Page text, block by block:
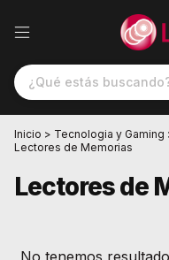
Inicio > Tecnologia y Gaming
Lectores de Memorias
Lectores de
No tenemos